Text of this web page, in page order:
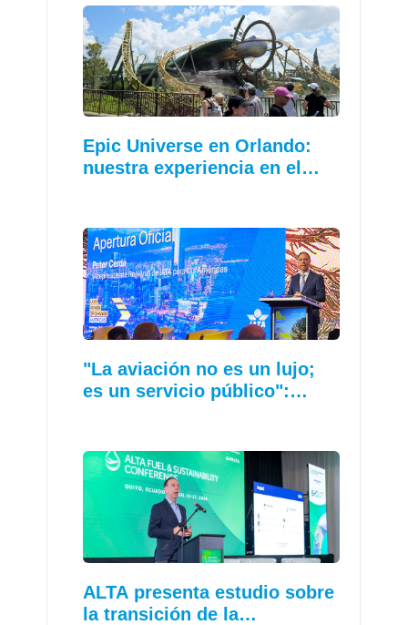
Epic Universe en Orlando:
nuestra experiencia en el…
"La aviación no es un lujo;
es un servicio público":…
ALTA presenta estudio sobre
la transición de la…